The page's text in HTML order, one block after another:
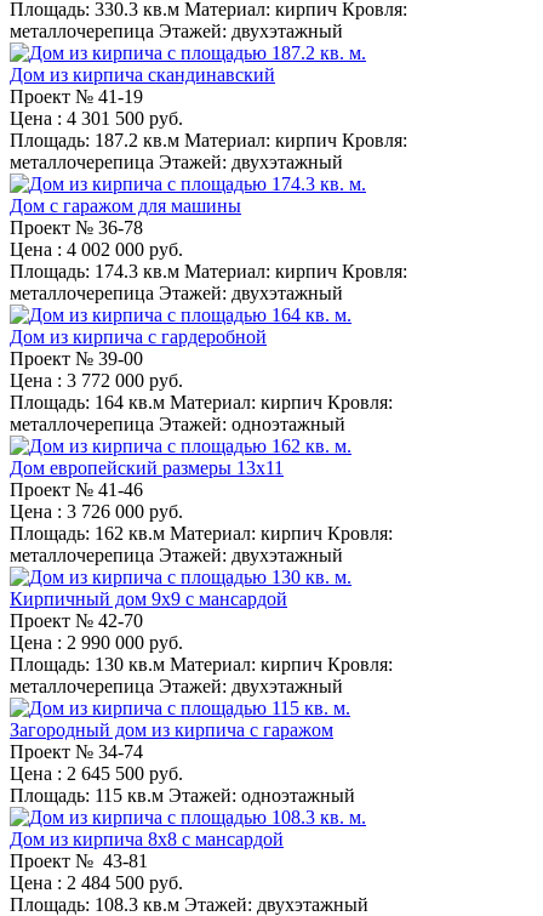
Площадь: 330.3 кв.м Материал: кирпич Кровля:
металлочерепица Этажей: двухэтажный
Дом из кирпича скандинавский
Проект № 41-19
Цена : 4 301 500 руб.
Площадь: 187.2 кв.м Материал: кирпич Кровля:
металлочерепица Этажей: двухэтажный
Дом с гаражом для машины
Проект № 36-78
Цена : 4 002 000 руб.
Площадь: 174.3 кв.м Материал: кирпич Кровля:
металлочерепица Этажей: двухэтажный
Дом из кирпича с гардеробной
Проект № 39-00
Цена : 3 772 000 руб.
Площадь: 164 кв.м Материал: кирпич Кровля:
металлочерепица Этажей: одноэтажный
Дом европейский размеры 13x11
Проект № 41-46
Цена : 3 726 000 руб.
Площадь: 162 кв.м Материал: кирпич Кровля:
металлочерепица Этажей: двухэтажный
Кирпичный дом 9x9 с мансардой
Проект № 42-70
Цена : 2 990 000 руб.
Площадь: 130 кв.м Материал: кирпич Кровля:
металлочерепица Этажей: двухэтажный
Загородный дом из кирпича с гаражом
Проект № 34-74
Цена : 2 645 500 руб.
Площадь: 115 кв.м Этажей: одноэтажный
Дом из кирпича 8x8 с мансардой
Проект № 43-81
Цена : 2 484 500 руб.
Площадь: 108.3 кв.м Этажей: двухэтажный